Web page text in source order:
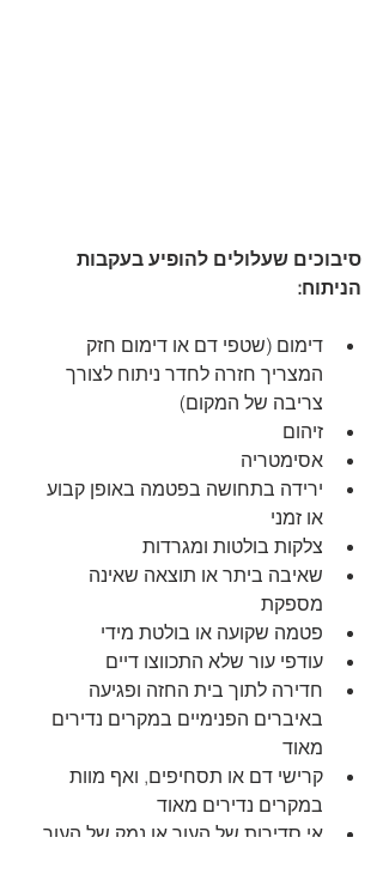
סיבוכים שעלולים להופיע בעקבות
הניתוח:
דימום (שטפי דם או דימום חזק
המצריך חזרה לחדר ניתוח לצורך
צריבה של המקום)
זיהום
אסימטריה
ירידה בתחושה בפטמה באופן קבוע
או זמני
צלקות בולטות ומגרדות
שאיבה ביתר או תוצאה שאינה
מספקת
פטמה שקועה או בולטת מידי
עודפי עור שלא התכווצו דיים
חדירה לתוך בית החזה ופגיעה
באיברים הפנימיים במקרים נדירים
מאוד
קרישי דם או תסחיפים, ואף מוות
במקרים נדירים מאוד
אי סדירות של העור או נמק של העור